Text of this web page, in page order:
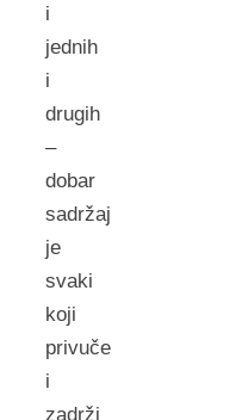
i
jednih
i
drugih
–
dobar
sadržaj
je
svaki
koji
privuče
i
zadrži